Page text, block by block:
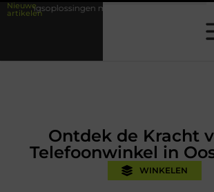
Nieuwe
artikelen
kennis uit de praktijk
Ontdek de Kracht
Telefoonwinkel in
WINKELEN